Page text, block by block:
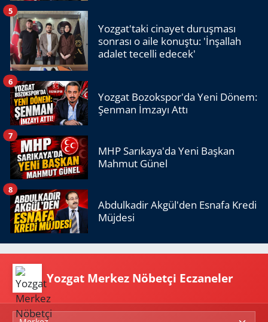
Yozgat'taki cinayet duruşması
sonrası o aile konuştu: 'İnşallah
adalet tecelli edecek'
5
Yozgat Bozokspor'da Yeni Dönem:
Şenman İmzayı Attı
6
MHP Sarıkaya'da Yeni Başkan
Mahmut Günel
7
Abdulkadir Akgül'den Esnafa Kredi
Müjdesi
8
Yozgat Merkez Nöbetçi Eczaneler